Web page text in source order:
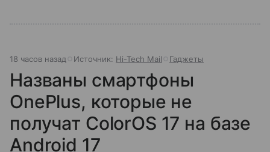
18 часов назад Источник: Hi-Tech Mail Гаджеты
Названы смартфоны
OnePlus, которые не
получат ColorOS 17 на базе
Android 17